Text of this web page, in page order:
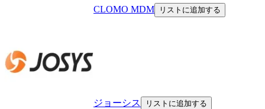
CLOMO MDM リストに追加する
ジョーシス リストに追加する